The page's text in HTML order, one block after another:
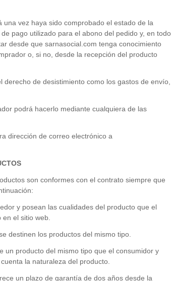
vez haya sido comprobado el estado de la
pago utilizado para el abono del pedido y, en todo
desde que sarnasocial.com tenga conocimiento
o, si no, desde la recepción del producto
derecho de desistimiento como los gastos de envío,
podrá hacerlo mediante cualquiera de las
dirección de correo electrónico a
son conformes con el contrato siempre que
y posean las cualidades del producto que el
en el sitio web.
destinen los productos del mismo tipo.
un producto del mismo tipo que el consumidor y
la naturaleza del producto.
un plazo de garantía de dos años desde la